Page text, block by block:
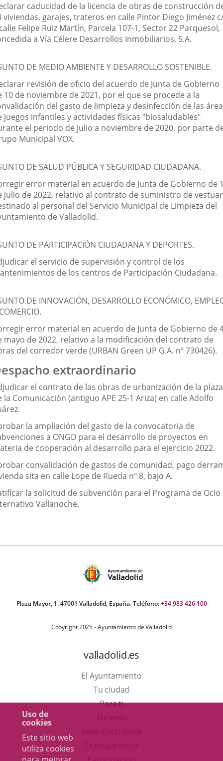
Uso de
cookies
Este sitio web
utiliza cookies
caducidad de la licencia de obras de construcción
viviendas, garajes, trateros en calle Pintor Diego Jiménez
Felipe Ruiz Martín, Parcela 107-1, Sector 22 Parquesol,
a Vía Célere Desarrollos Inmobiliarios, S.A.
DE MEDIO AMBIENTE Y DESARROLLO SOSTENIBLE.
revisión de oficio del acuerdo de Junta de Gobierno
10 de noviembre de 2021, por el que se procede a la
del gasto de limpieza y desinfección de las
juegos infantiles y actividades físicas "biosaludables"
el periodo de julio a noviembre de 2020, por parte
Municipal VOX.
DE SALUD PÚBLICA Y SEGURIDAD CIUDADANA.
error material en acuerdo de Junta de Gobierno de
julio de 2022, relativo al contrato de suministro de
al personal del Servicio Municipal de Limpieza del
de Valladolid.
DE PARTICIPACIÓN CIUDADANA Y DEPORTES.
el servicio de supervisión y control de los
de los centros de Participación Ciudadana.
DE INNOVACIÓN, DESARROLLO ECONÓMICO,
error material en acuerdo de Junta de Gobierno de
mayo de 2022, relativo a la modificación del contrato de
del corredor verde (URBAN Green UP G.A. nº 730426).
extraordinario
el contrato de las obras de urbanización de la plaza
la Comunicación (antiguo APE 25-1 Ariza) en calle Adolfo
la ampliación del gasto de la convocatoria de
a ONGD para el desarrollo de proyectos en
de cooperación al desarrollo para el ejercicio 2022.
convalidación de gastos de comunidad, pago
sita en calle Lope de Rueda nº 8, bajo A.
la solicitud de subvención para el Programa de Ocio
Vallanoche.
Plaza Mayor, 1. 47001 Valladolid, España. Teléfono:+34 983 426 100
Copyright 2025 - Ayuntamiento de Valladolid
valladolid.es
El Ayuntamiento
Tu ciudad
Para ti